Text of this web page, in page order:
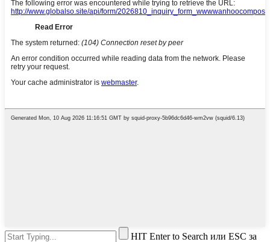
HIT Enter to Search или ESC за